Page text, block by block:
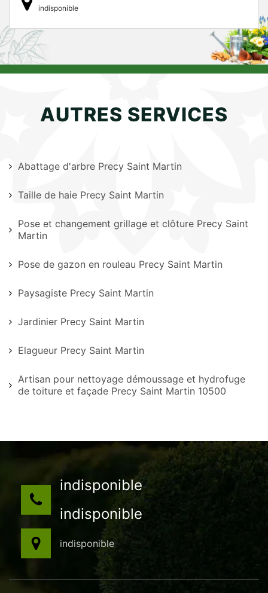
indisponible
AUTRES SERVICES
Abattage d'arbre Precy Saint Martin
Taille de haie Precy Saint Martin
Pose et changement grillage et clôture Precy Saint
Martin
Pose de gazon en rouleau Precy Saint Martin
Paysagiste Precy Saint Martin
Jardinier Precy Saint Martin
Elagueur Precy Saint Martin
Artisan pour nettoyage démoussage et hydrofuge
de toiture et façade Precy Saint Martin 10500
indisponible
indisponible
indisponible